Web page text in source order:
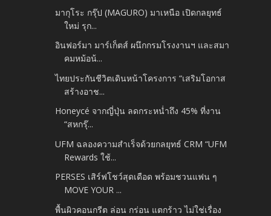
มากุโระ กรุ๊ป (MAGURO) มาเหนือ เปิดกลยุทธ์
ใหม่ รุก...
อินฟอร์มา มาร์เก็ตส์ ผนึกกรมโรงงานฯ และสมา
คมหม้อน้...
ไทยประกันชีวิตเดินหน้าโครงการ “เสริมโอกาส
สร้างอาช...
Honeycé จากญี่ปุ่น ลดกระหน่ำถึง 45% ที่งาน
“สหกรุ๊...
UFM ฉลองความสำเร็จด้วยกลยุทธ์ CRM “UFM
Rewards ใช้...
PERSES เสิร์ฟโชว์สุดเดือด พร้อมชวนแฟน ๆ
MOVE YOUR ...
พื้นผิวคอนกรีต ล่อน กร่อน แตกร้าว ไม่ใช่เรื่อง